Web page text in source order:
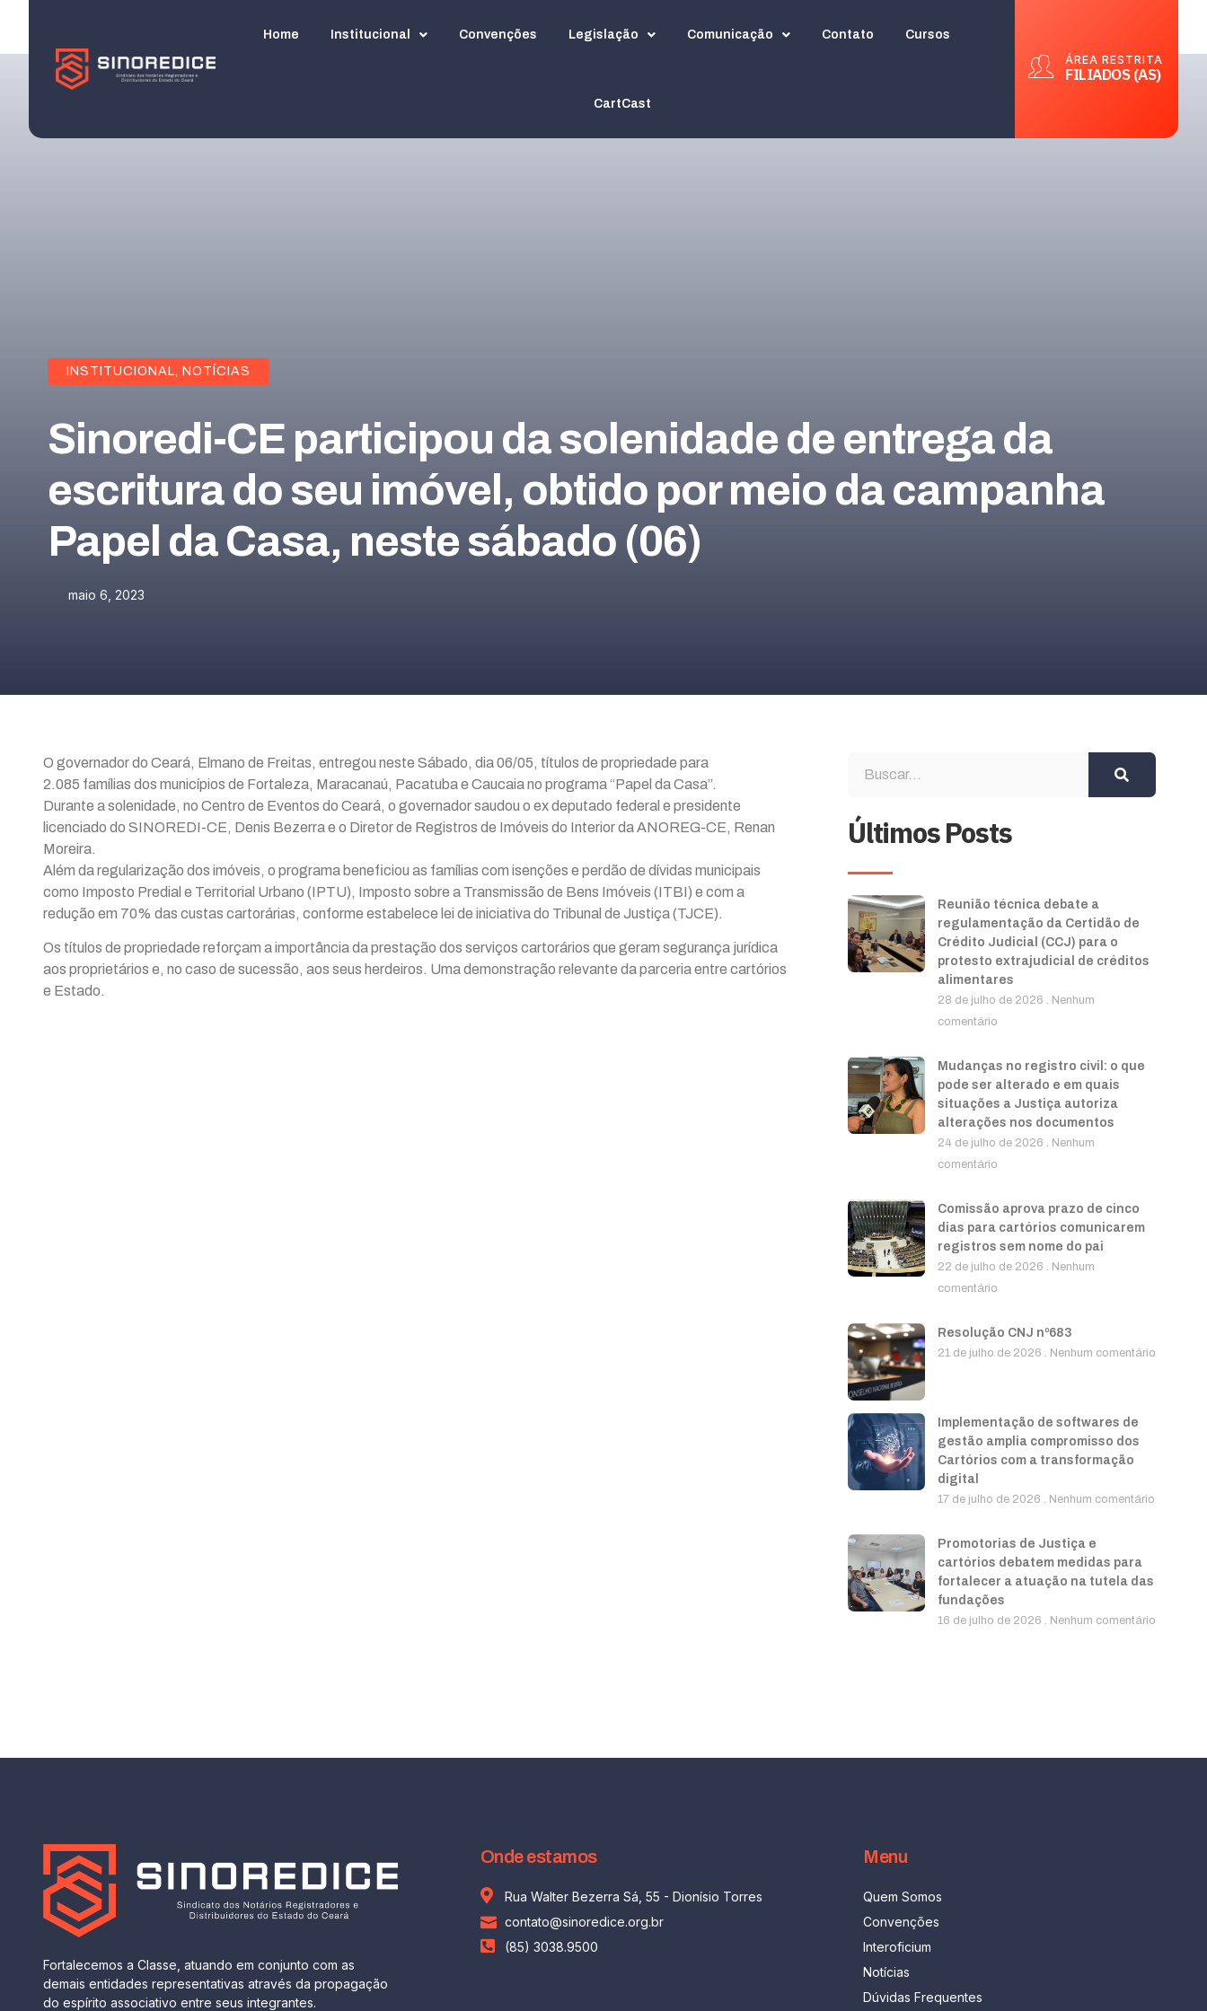
Home Institucional Convenções Legislação Comunicação Contato Cursos
CartCast
ÁREA RESTRITA
FILIADOS (AS)
INSTITUCIONAL, NOTÍCIAS
Sinoredi-CE participou da solenidade de entrega da
escritura do seu imóvel, obtido por meio da campanha
Papel da Casa, neste sábado (06)
maio 6, 2023
O governador do Ceará, Elmano de Freitas, entregou neste Sábado, dia 06/05, títulos de propriedade para
2.085 famílias dos municípios de Fortaleza, Maracanaú, Pacatuba e Caucaia no programa “Papel da Casa”.
Durante a solenidade, no Centro de Eventos do Ceará, o governador saudou o ex deputado federal e presidente
licenciado do SINOREDI-CE, Denis Bezerra e o Diretor de Registros de Imóveis do Interior da ANOREG-CE, Renan
Moreira.
Além da regularização dos imóveis, o programa beneficiou as famílias com isenções e perdão de dívidas municipais
como Imposto Predial e Territorial Urbano (IPTU), Imposto sobre a Transmissão de Bens Imóveis (ITBI) e com a
redução em 70% das custas cartorárias, conforme estabelece lei de iniciativa do Tribunal de Justiça (TJCE).
Os títulos de propriedade reforçam a importância da prestação dos serviços cartorários que geram segurança jurídica
aos proprietários e, no caso de sucessão, aos seus herdeiros. Uma demonstração relevante da parceria entre cartórios
e Estado.
Últimos Posts
Reunião técnica debate a
regulamentação da Certidão de
Crédito Judicial (CCJ) para o
protesto extrajudicial de créditos
alimentares
28 de julho de 2026
Nenhum
comentário
Mudanças no registro civil: o que
pode ser alterado e em quais
situações a Justiça autoriza
alterações nos documentos
24 de julho de 2026
Nenhum
comentário
Comissão aprova prazo de cinco
dias para cartórios comunicarem
registros sem nome do pai
22 de julho de 2026
Nenhum
comentário
Resolução CNJ nº683
21 de julho de 2026 Nenhum comentário
Implementação de softwares de
gestão amplia compromisso dos
Cartórios com a transformação
digital
17 de julho de 2026 Nenhum comentário
Promotorias de Justiça e
cartórios debatem medidas para
fortalecer a atuação na tutela das
fundações
16 de julho de 2026 Nenhum comentário
Fortalecemos a Classe, atuando em conjunto com as
demais entidades representativas através da propagação
do espírito associativo entre seus integrantes.
Onde estamos
Rua Walter Bezerra Sá, 55 - Dionísio Torres
contato@sinoredice.org.br
(85) 3038.9500
Menu
Quem Somos
Convenções
Interoficium
Notícias
Dúvidas Frequentes